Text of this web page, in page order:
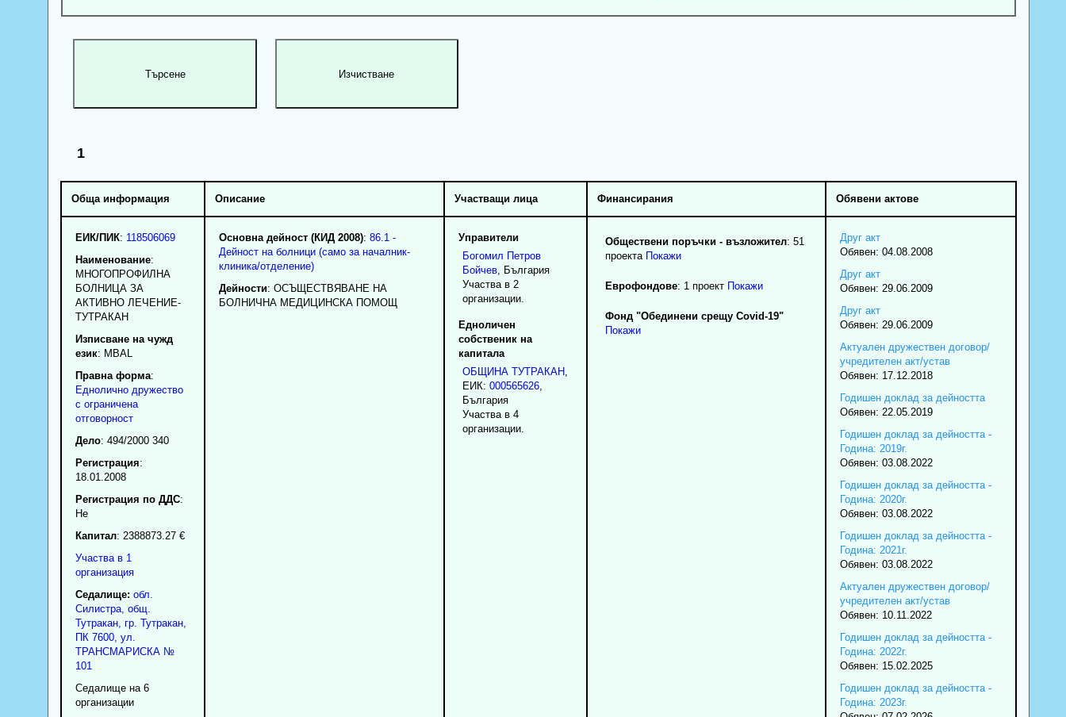
1
Обща информация Описание Участващи лица Финансирания Обявени актове
ЕИК/ПИК: 118506069
Наименование:
МНОГОПРОФИЛНА
БОЛНИЦА ЗА
АКТИВНО ЛЕЧЕНИЕ-
ТУТРАКАН
Изписване на чужд
език: MBAL
Правна форма:
Еднолично дружество
с ограничена
отговорност
Дело: 494/2000 340
Регистрация:
18.01.2008
Регистрация по ДДС:
Нe
Капитал: 2388873.27 €
Участва в 1
организация
Седалище: обл.
Силистра, общ.
Тутракан, гр. Тутракан,
ПК 7600, ул.
ТРАНСМАРИСКА №
101
Седалище на 6
организации
Основна дейност (КИД 2008): 86.1 -
Дейност на болници (само за началник-
клиника/отделение)
Дейности: ОСЪЩЕСТВЯВАНЕ НА
БОЛНИЧНА МЕДИЦИНСКА ПОМОЩ
Управители
Богомил Петров
Бойчев, България
Участва в 2
организации.
Едноличен
собственик на
капитала
ОБЩИНА ТУТРАКАН,
ЕИК: 000565626,
България
Участва в 4
организации.
Обществени поръчки - възложител: 51
проекта Покажи
Еврофондове: 1 проект Покажи
Фонд "Обединени срещу Covid-19"
Покажи
Друг акт
Обявен: 04.08.2008
Друг акт
Обявен: 29.06.2009
Друг акт
Обявен: 29.06.2009
Актуален дружествен договор/
учредителен акт/устав
Обявен: 17.12.2018
Годишен доклад за дейността
Обявен: 22.05.2019
Годишен доклад за дейността -
Година: 2019г.
Обявен: 03.08.2022
Годишен доклад за дейността -
Година: 2020г.
Обявен: 03.08.2022
Годишен доклад за дейността -
Година: 2021г.
Обявен: 03.08.2022
Актуален дружествен договор/
учредителен акт/устав
Обявен: 10.11.2022
Годишен доклад за дейността -
Година: 2022г.
Обявен: 15.02.2025
Годишен доклад за дейността -
Година: 2023г.